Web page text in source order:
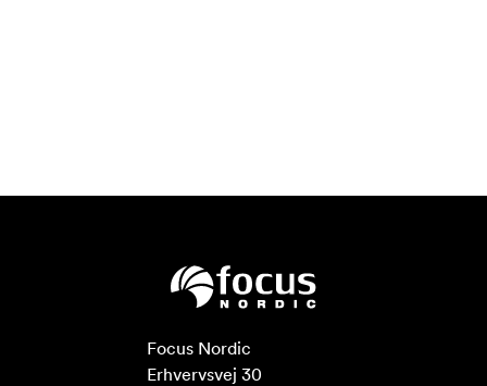
Focus Nordic
Erhvervsvej 30